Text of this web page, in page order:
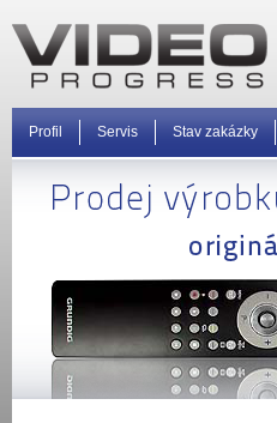
Profil Servis Stav zakázky